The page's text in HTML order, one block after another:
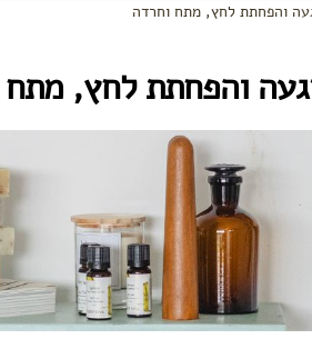
והפחתת לחץ, מתח וחרדה
והפחתת לחץ, מתח